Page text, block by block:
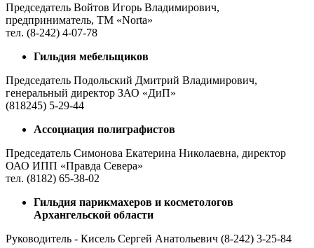
Председатель Войтов Игорь Владимирович,
предприниматель, ТМ «Norta»
тел. (8-242) 4-07-78
Гильдия мебельщиков
Председатель Подольский Дмитрий Владимирович,
генеральный директор ЗАО «ДиП»
(818245) 5-29-44
Ассоциация полиграфистов
Председатель Симонова Екатерина Николаевна, директор
ОАО ИПП «Правда Севера»
тел. (8182) 65-38-02
Гильдия парикмахеров и косметологов
Архангельской области
Руководитель - Кисель Сергей Анатольевич (8-242) 3-25-84